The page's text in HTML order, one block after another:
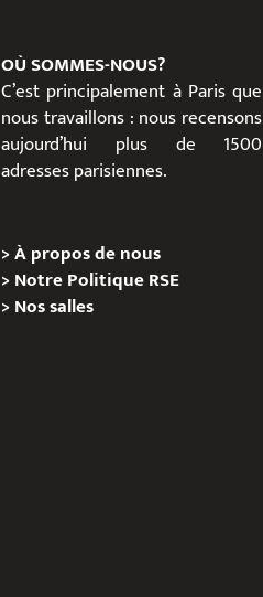
OÙ SOMMES-NOUS?
C’est principalement à Paris que
nous travaillons : nous recensons
aujourd’hui plus de 1500
adresses parisiennes.
>À propos de nous
>Notre Politique RSE
>Nos salles